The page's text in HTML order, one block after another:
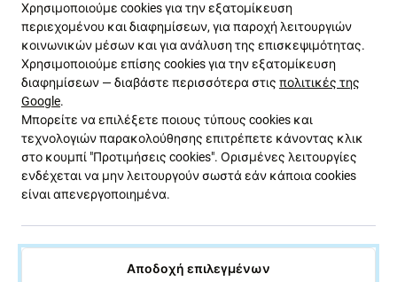
Οθόνη LCD
Γυαλί αφής
Μεσαίο πλαίσιο
Ποιότητα ανταλλακτικών
Ποιότητα: Original Service Pack- η οθόνη είναι ένα
γνήσιο ανταλλακτικό, δηλαδή παρέχεται από τον
κατασκευαστή της συσκευής Samsung. Η οθόνη είναι
της υψηλότερης δυνατής ποιότητας στην αγορά και
είναι 100% πανομοιότυπη με αυτήν που υπάρχει στη
συσκευή από το εργοστάσιο. Για να μάθετε
Χρησιμοποιούμε cookies για την εξατομίκευση
περιεχομένου και διαφημίσεων, για παροχή λειτουργιών
κοινωνικών μέσων και για ανάλυση της επισκεψιμότητας.
Χρησιμοποιούμε επίσης cookies για την εξατομίκευση
διαφημίσεων — διαβάστε περισσότερα στις πολιτικές της
Google.
Μπορείτε να επιλέξετε ποιους τύπους cookies και
τεχνολογιών παρακολούθησης επιτρέπετε κάνοντας κλικ
στο κουμπί "Προτιμήσεις cookies". Ορισμένες λειτουργίες
ενδέχεται να μην λειτουργούν σωστά εάν κάποια cookies
είναι απενεργοποιημένα.
Αποδοχή επιλεγμένων